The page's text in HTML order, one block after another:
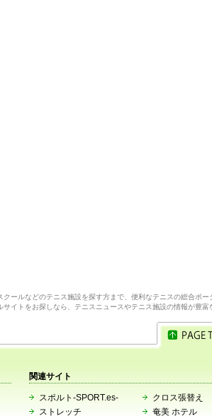
ールなどのテニス施設を探す方まで、便利なテニスの総合ポー
イトをお探しなら、テニスニュースやテニス施設の情報が豊富
関連サイト
スポルト-SPORT.es-
ストレッチ
クロス張替え
奄美 ホテル